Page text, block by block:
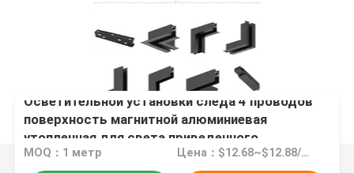
Осветительной установки следа 4 проводов
поверхность магнитной алюминиевая
утопленная для света приведенного
MOQ：1 метр Цена：$12.68~$12.88/SET